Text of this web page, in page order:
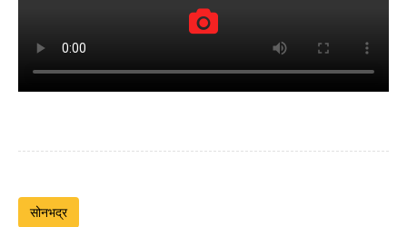
सोनभद्र